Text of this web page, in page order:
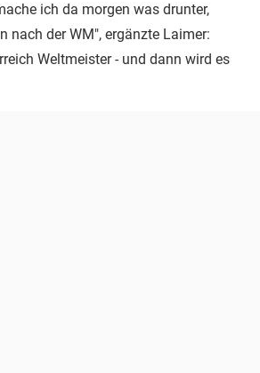
ich da morgen was drunter,
nach der WM", ergänzte Laimer:
Weltmeister - und dann wird es